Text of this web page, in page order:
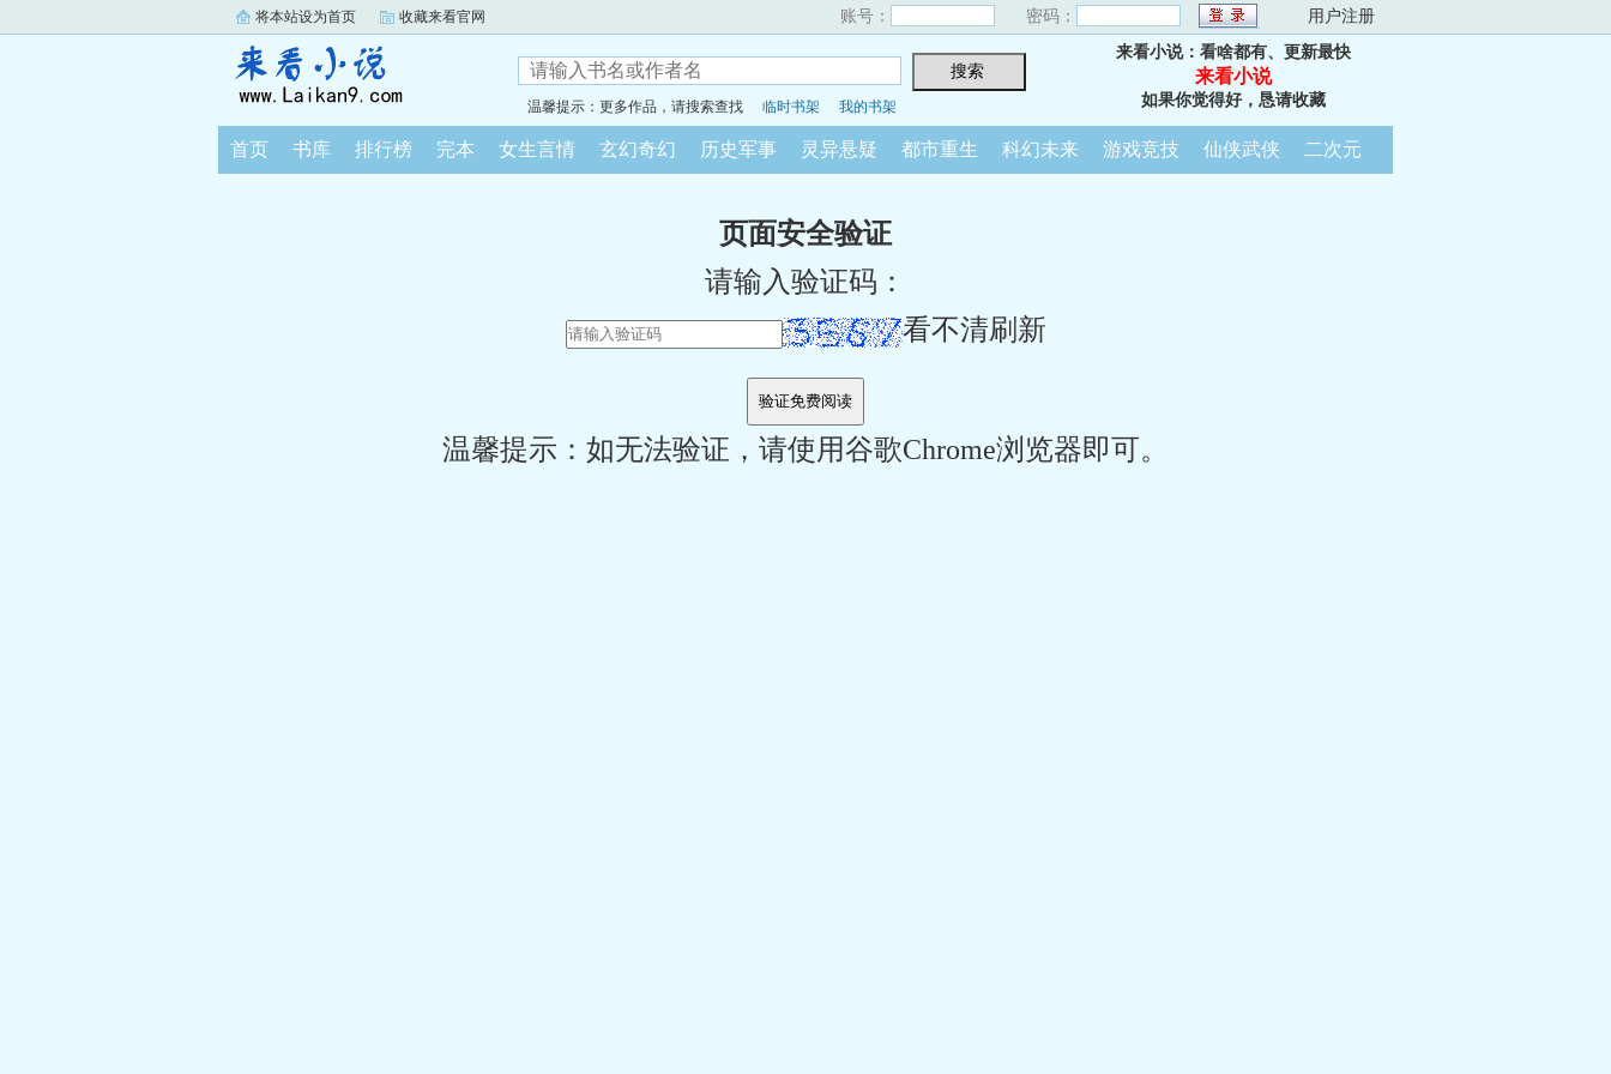
将本站设为首页 收藏来看官网 账号： 密码： 用户注册
温馨提示：更多作品，请搜索查找 临时书架 我的书架
来看小说：看啥都有、更新最快
来看小说
如果你觉得好，恳请收藏
首页 书库 排行榜 完本 女生言情 玄幻奇幻 历史军事 灵异悬疑 都市重生 科幻未来 游戏竞技 仙侠武侠 二次元
页面安全验证
请输入验证码：
看不清刷新
温馨提示：如无法验证，请使用谷歌Chrome浏览器即可。